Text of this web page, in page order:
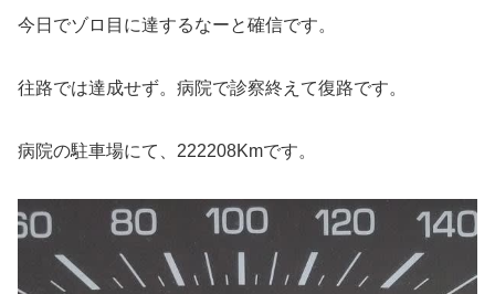
今日でゾロ目に達するなーと確信です。
往路では達成せず。病院で診察終えて復路です。
病院の駐車場にて、222208Kmです。